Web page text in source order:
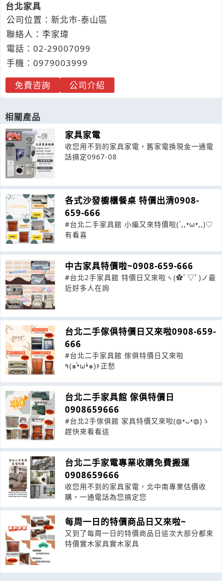
台北家具
公司位置：新北市-泰山區
聯絡人：李家瑋
電話： 02-29007099
手機： 0979003999
免費咨詢
公司介紹
相關產品
家具家電
收您用不到的家具家電，舊家電換現金一通電
話搞定0967-08
各式沙發櫥櫃餐桌 特價出清0908-
659-666
#台北二手家具館 小編又來特價啦(´,,•ω•,,)♡
有看喜
中古家具特價啦~0908-659-666
#台北2手家具館 特價日又來啦ヽ(✿ﾟ▽ﾟ)ノ最
近好多人在詢
台北二手傢俱特價日又來啦0908-659-
666
#台北二手家具館 傢俱特價日又來啦
٩(๑•̀ω•́๑)۶正愁
台北二手家具館 傢俱特價日
0908659666
#台北2手傢俱館 家具特價又來啦(◍•ᴗ•◍)ゝ
趕快來看看這
台北二手家電專業收購免費搬運
0908659666
收您用不到的家具家電，北中南專業估價收
購，一通電話為您搞定您
每周一日的特價商品日又來啦~
又到了每周一日的特價商品日這次大部分都來
特價實木家具實木家具